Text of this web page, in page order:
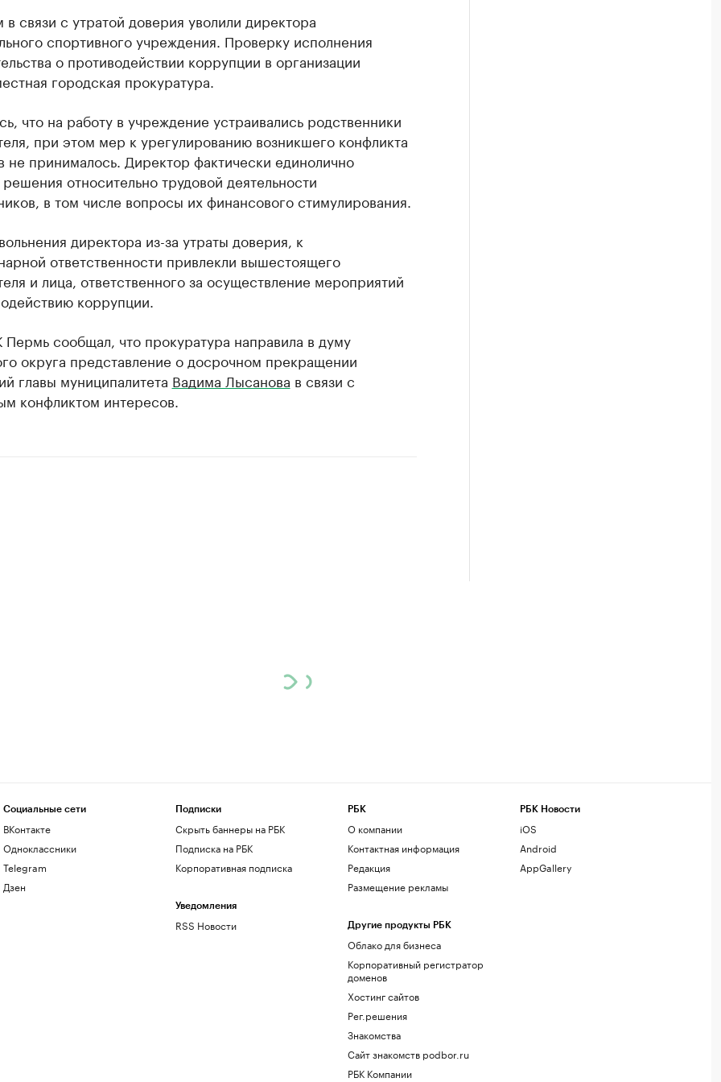
связи с утратой доверия уволили директора
спортивного учреждения. Проверку исполнения
о противодействии коррупции в организации
городская прокуратура.
что на работу в учреждение устраивались родственники
при этом мер к урегулированию возникшего конфликта
не принималось. Директор фактически единолично
относительно трудовой деятельности
в том числе вопросы их финансового стимулирования.
директора из-за утраты доверия, к
ответственности привлекли вышестоящего
и лица, ответственного за осуществление мероприятий
коррупции.
сообщал, что прокуратура направила в думу
округа представление о досрочном прекращении
главы муниципалитета Вадима Лысанова в связи с
конфликтом интересов.
Социальные сети
ВКонтакте
Одноклассники
Telegram
Дзен
Подписки
Скрыть баннеры на РБК
Подписка на РБК
Корпоративная подписка
Уведомления
RSS Новости
РБК
О компании
Контактная информация
Редакция
Размещение рекламы
Другие продукты РБК
Облако для бизнеса
Корпоративный регистратор
доменов
Хостинг сайтов
Рег.решения
Знакомства
Сайт знакомств podbor.ru
РБК Компании
РБК Новости
iOS
Android
AppGallery